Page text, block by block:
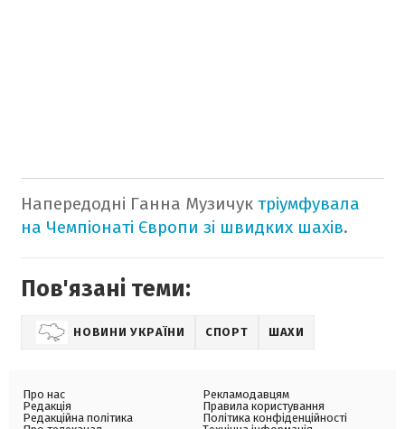
Напередодні Ганна Музичук тріумфувала
на Чемпіонаті Європи зі швидких шахів.
Пов'язані теми:
НОВИНИ УКРАЇНИ СПОРТ ШАХИ
Про нас
Редакція
Редакційна політика
Рекламодавцям
Правила користування
Політика конфіденційності